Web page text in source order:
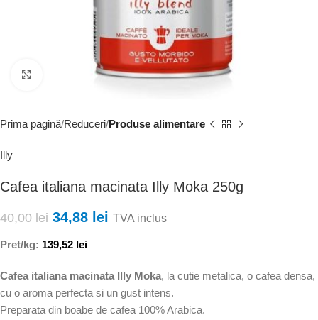
Faceți clic pentru a mări
Prima pagină Reduceri Produse alimentare
Illy
Cafea italiana macinata Illy Moka 250g
40,00lei 34,88 lei TVA inclus
Pret/kg: 139,52 lei
Cafea italiana macinata Illy Moka, la cutie metalica, o cafea densa,
cu o aroma perfecta si un gust intens.
Preparata din boabe de cafea 100% Arabica.